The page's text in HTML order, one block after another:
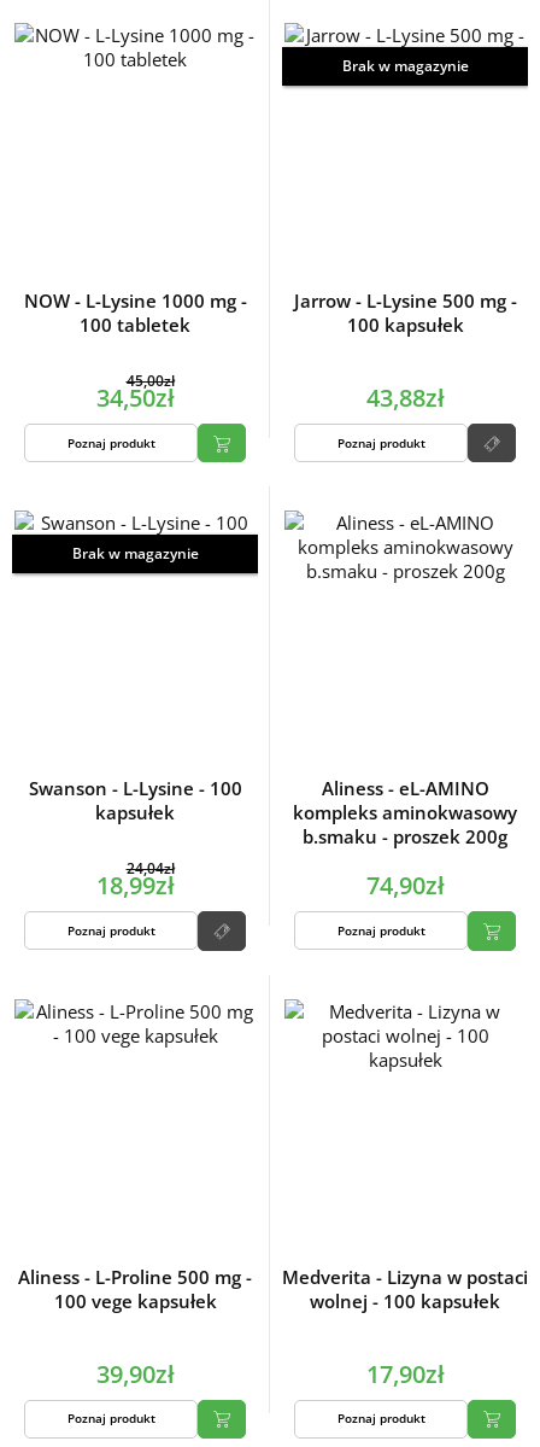
NOW - L-Lysine 1000 mg -
100 tabletek
45,00zł
34,50zł
Poznaj produkt
Brak w magazynie
Jarrow - L-Lysine 500 mg -
100 kapsułek
43,88zł
Poznaj produkt
Brak w magazynie
Swanson - L-Lysine - 100
kapsułek
24,04zł
18,99zł
Poznaj produkt
Aliness - eL-AMINO
kompleks aminokwasowy
b.smaku - proszek 200g
74,90zł
Poznaj produkt
Aliness - L-Proline 500 mg -
100 vege kapsułek
39,90zł
Poznaj produkt
Medverita - Lizyna w postaci
wolnej - 100 kapsułek
17,90zł
Poznaj produkt